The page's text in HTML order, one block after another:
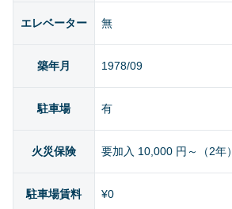
エレベーター 無
築年月 1978/09
駐車場 有
火災保険 要加入 10,000 円～（2年）
駐車場賃料 ¥0